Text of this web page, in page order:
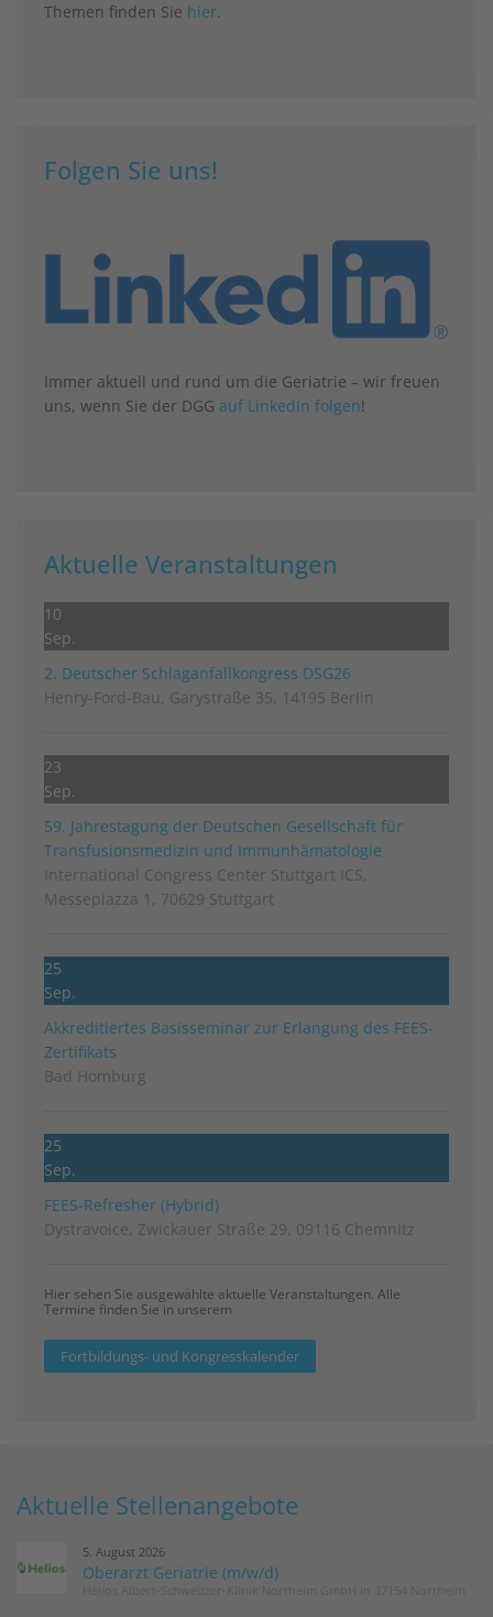
Themen finden Sie hier.
Folgen Sie uns!
Immer aktuell und rund um die Geriatrie – wir freuen
uns, wenn Sie der DGG auf LinkedIn folgen!
Aktuelle Veranstaltungen
10
Sep.
2. Deutscher Schlag­anfall­kongress DSG26
Henry-Ford-Bau, Garystraße 35, 14195 Berlin
23
Sep.
59. Jahrestagung der Deutschen Gesellschaft für
Transfusionsmedizin und Immunhämatologie
International Congress Center Stuttgart ICS,
Messepiazza 1, 70629 Stuttgart
25
Sep.
Akkreditiertes Basisseminar zur Erlangung des FEES-
Zertifikats
Bad Homburg
25
Sep.
FEES-Refresher (Hybrid)
Dystravoice, Zwickauer Straße 29, 09116 Chemnitz
Hier sehen Sie ausgewählte aktuelle Veranstaltungen. Alle
Termine finden Sie in unserem
Fortbildungs- und Kongresskalender
Aktuelle Stellenangebote
5. August 2026
Oberarzt Geriatrie (m/w/d)